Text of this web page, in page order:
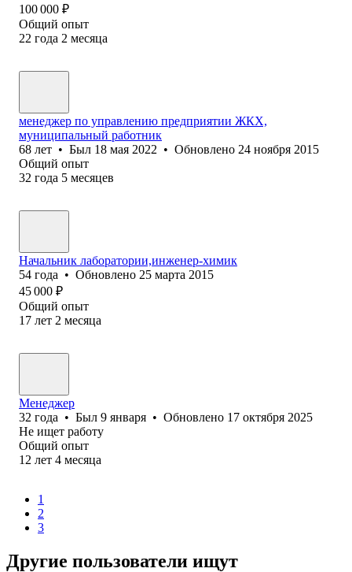
100 000 ₽
Общий опыт
22 года 2 месяца
менеджер по управлению предприятии ЖКХ,
муниципальный работник
68 лет • Был 18 мая 2022 • Обновлено 24 ноября 2015
Общий опыт
32 года 5 месяцев
Начальник лаборатории,инженер-химик
54 года • Обновлено 25 марта 2015
45 000 ₽
Общий опыт
17 лет 2 месяца
Менеджер
32 года • Был 9 января • Обновлено 17 октября 2025
Не ищет работу
Общий опыт
12 лет 4 месяца
1
2
3
Другие пользователи ищут